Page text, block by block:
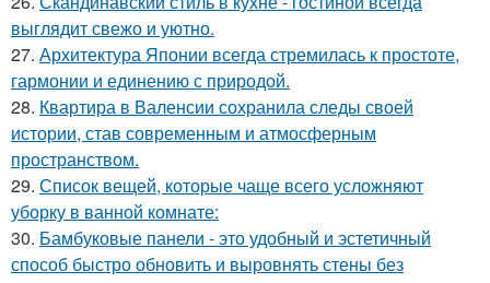
выглядит свежо и уютно.
27. Архитектура Японии всегда стремилась к простоте,
гармонии и единению с природой.
28. Квартира в Валенсии сохранила следы своей
истории, став современным и атмосферным
пространством.
29. Список вещей, которые чаще всего усложняют
уборку в ванной комнате:
30. Бамбуковые панели - это удобный и эстетичный
способ быстро обновить и выровнять стены без